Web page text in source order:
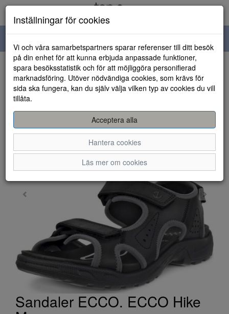
navigation
HEM
Sandaler ECCO. ECCO Hike
Inställningar för cookies
Vi och våra samarbetspartners sparar referenser till ditt besök
på din enhet för att kunna erbjuda anpassade funktioner,
spara besöksstatistik och för att möjliggöra personifierad
marknadsföring. Utöver nödvändiga cookies, som krävs för
sida ska fungera, kan du själv välja vilken typ av cookies du vill
tillåta.
Acceptera alla
Hantera cookies
Läs mer om cookies